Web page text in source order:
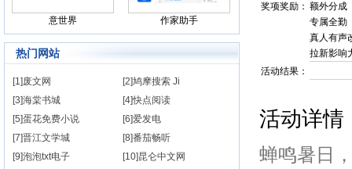
意世界 作家助手
热门网站
[1]废文网
[2]鸠摩搜索 Ji
[3]海棠书城
[4]快点阅读
[5]蛋花免费小说
[6]爱发电
[7]晋江文学城
[8]番茄畅听
[9]泡泡txt电子
[10]昆仑中文网
奖项奖励： 额外分成
专属全勤
真人有声
拉新影响
活动结果：
活动详情
蝉鸣暑日